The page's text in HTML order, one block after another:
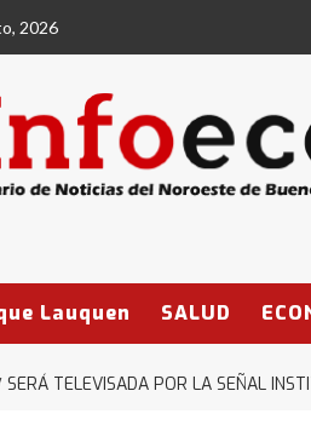
2026
Lauquen SALUD
SERÁ TELEVISADA POR LA SEÑAL